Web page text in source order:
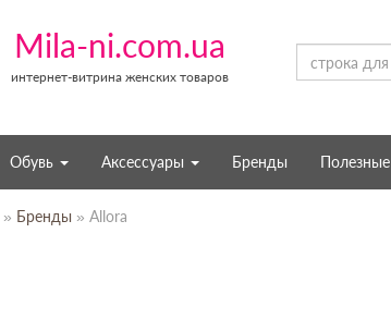
Mila-ni.com.ua
интернет-витрина женских товаров
Обувь Аксессуары Бренды
» Бренды » Allora